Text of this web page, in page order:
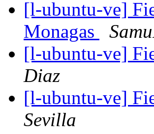
[l-ubuntu-ve]
Monagas
[l-ubuntu-ve]
Diaz
[l-ubuntu-ve]
Sevilla